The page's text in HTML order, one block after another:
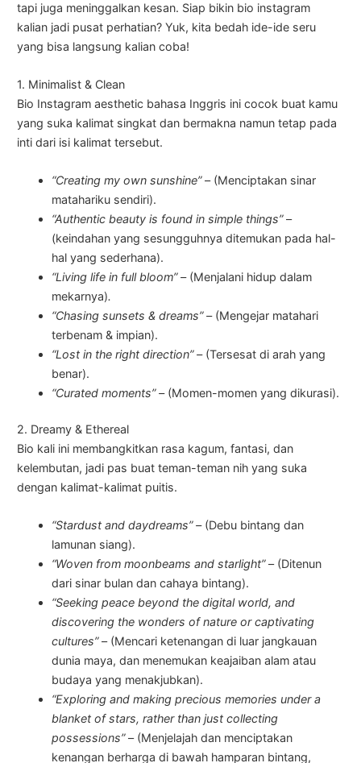
tapi juga meninggalkan kesan. Siap bikin bio instagram
kalian jadi pusat perhatian? Yuk, kita bedah ide-ide seru
yang bisa langsung kalian coba!
1. Minimalist & Clean
Bio Instagram aesthetic bahasa Inggris ini cocok buat kamu
yang suka kalimat singkat dan bermakna namun tetap pada
inti dari isi kalimat tersebut.
“Creating my own sunshine”– (Menciptakan sinar
matahariku sendiri).
“Authentic beauty is found in simple things”–
(keindahan yang sesungguhnya ditemukan pada hal-
hal yang sederhana).
“Living life in full bloom” – (Menjalani hidup dalam
mekarnya).
“Chasing sunsets & dreams” – (Mengejar matahari
terbenam & impian).
“Lost in the right direction” – (Tersesat di arah yang
benar).
“Curated moments” – (Momen-momen yang dikurasi).
2. Dreamy & Ethereal
Bio kali ini membangkitkan rasa kagum, fantasi, dan
kelembutan, jadi pas buat teman-teman nih yang suka
dengan kalimat-kalimat puitis.
“Stardust and daydreams” – (Debu bintang dan
lamunan siang).
“Woven from moonbeams and starlight”– (Ditenun
dari sinar bulan dan cahaya bintang).
“Seeking peace beyond the digital world, and
discovering the wonders of nature or captivating
cultures”– (Mencari ketenangan di luar jangkauan
dunia maya, dan menemukan keajaiban alam atau
budaya yang menakjubkan).
“Exploring and making precious memories under a
blanket of stars, rather than just collecting
possessions”– (Menjelajah dan menciptakan
kenangan berharga di bawah hamparan bintang,